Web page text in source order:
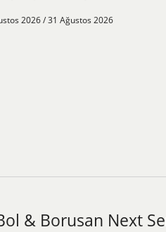
2026 / 31 Ağustos 2026
& Borusan Next